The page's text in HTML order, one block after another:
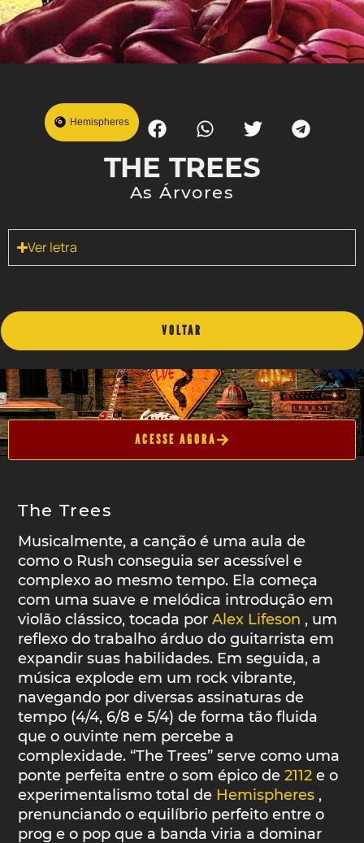
Hemispheres
THE TREES
As Árvores
Ver letra
VOLTAR
ACESSE AGORA
The Trees
Musicalmente, a canção é uma aula de
como o Rush conseguia ser acessível e
complexo ao mesmo tempo. Ela começa
com uma suave e melódica introdução em
violão clássico, tocada porAlex Lifeson , um
reflexo do trabalho árduo do guitarrista em
expandir suas habilidades. Em seguida, a
música explode em um rock vibrante,
navegando por diversas assinaturas de
tempo (4/4, 6/8 e 5/4) de forma tão fluida
que o ouvinte nem percebe a
complexidade. “The Trees” serve como uma
ponte perfeita entre o som épico de2112 e o
experimentalismo total de Hemispheres ,
prenunciando o equilíbrio perfeito entre o
prog e o pop que a banda viria a dominar